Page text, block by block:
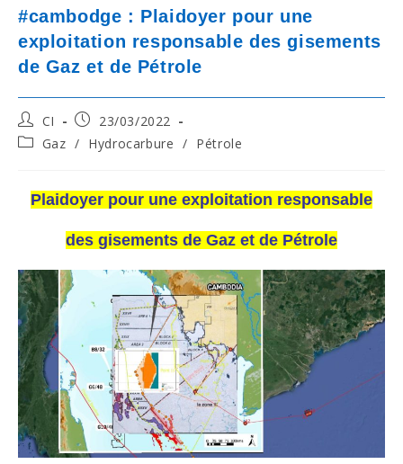
#cambodge : Plaidoyer pour une
exploitation responsable des gisements
de Gaz et de Pétrole
Post
author:
CI
Post
published:
23/03/2022
PostGaz / Hydrocarbure / Pétrole
Plaidoyer pour une exploitation responsable
des gisements de Gaz et de Pétrole